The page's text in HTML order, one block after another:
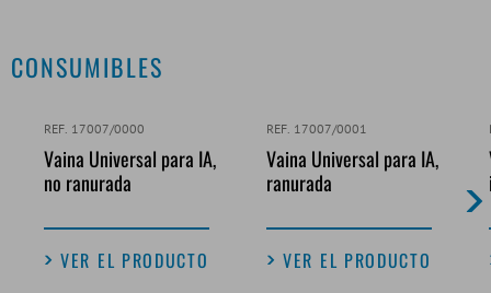
CONSUMIBLES
REF. 17007/0000
Vaina Universal para IA,
no ranurada
VER EL PRODUCTO
REF. 17007/0001
Vaina Universal para IA,
ranurada
VER EL PRODUCTO